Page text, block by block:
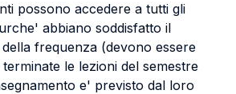
possono accedere a tutti gli
abbiano soddisfatto il
frequenza (devono essere
le lezioni del semestre
e' previsto dal loro